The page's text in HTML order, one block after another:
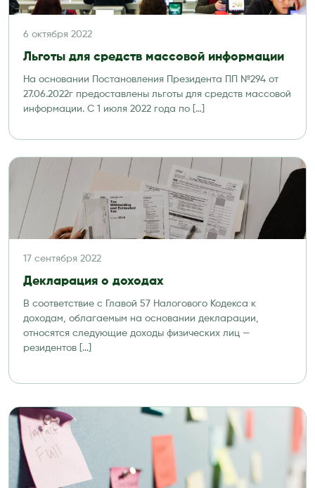
6 октября 2022
Льготы для средств массовой информации
На основании Постановления Президента ПП №294 от
27.06.2022г предоставлены льготы для средств массовой
информации. С 1 июля 2022 года по […]
17 сентября 2022
Декларация о доходах
В соответствие с Главой 57 Налогового Кодекса к
доходам, облагаемым на основании декларации,
относятся следующие доходы физических лиц —
резидентов […]